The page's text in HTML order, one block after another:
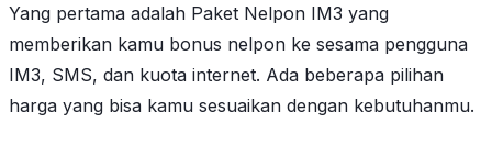
Yang pertama adalah Paket Nelpon IM3 yang
memberikan kamu bonus nelpon ke sesama pengguna
IM3, SMS, dan kuota internet. Ada beberapa pilihan
harga yang bisa kamu sesuaikan dengan kebutuhanmu.